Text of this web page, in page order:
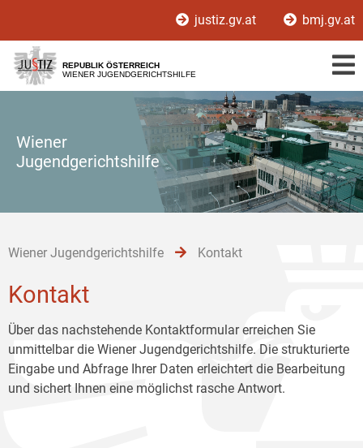
[1]
[2]
[3]
justiz.gv.at bmj.gv.at
REPUBLIK ÖSTERREICH
WIENER JUGENDGERICHTSHILFE
Wiener
Jugendgerichtshilfe
Wiener Jugendgerichtshilfe Kontakt
Kontakt
Über das nachstehende Kontaktformular erreichen Sie
unmittelbar die Wiener Jugendgerichtshilfe. Die strukturierte
Eingabe und Abfrage Ihrer Daten erleichtert die Bearbeitung
und sichert Ihnen eine möglichst rasche Antwort.